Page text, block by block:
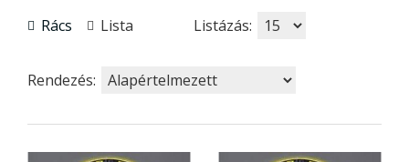
Rács Lista Listázás:
Rendezés: